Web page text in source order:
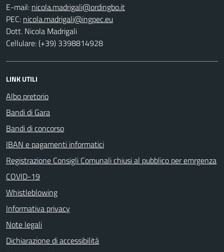
E-mail:
PEC:
Dott. Nicola Madrigali
Cellulare: (+39) 3398814928
LINK UTILI
Albo pretorio
Bandi di Gara
Bandi di concorso
IBAN e pagamenti informatici
Registrazione Consigli Comunali chiusi al pubblico per emrgenza
COVID-19
Whistleblowing
Informativa privacy
Note legali
Dichiarazione di accessibilità